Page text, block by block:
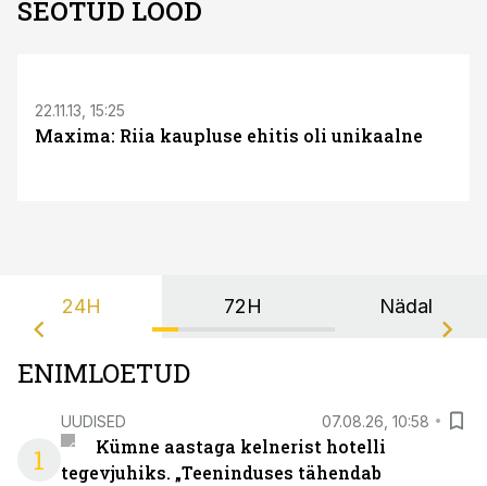
SEOTUD LOOD
22.11.13, 15:25
Maxima: Riia kaupluse ehitis oli unikaalne
24H 72H Nädal
ENIMLOETUD
1
UUDISED 07.08.26, 10:58
Kümne aastaga kelnerist hotelli
tegevjuhiks. „Teeninduses tähendab